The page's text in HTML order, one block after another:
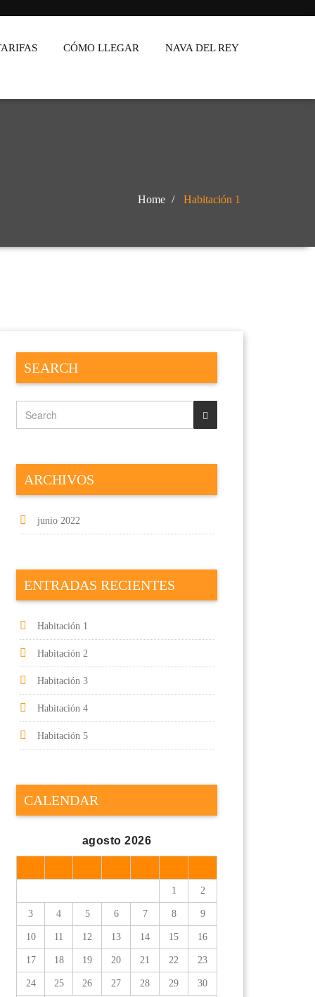
CÓMO LLEGAR NAVA DEL REY
Home Habitación 1
SEARCH
ARCHIVOS
junio 2022
ENTRADAS RECIENTES
Habitación 1
Habitación 2
Habitación 3
Habitación 4
Habitación 5
CALENDAR
agosto 2026
1 2
3 4 5 6 7 8 9
10 11 12 13 14 15 16
17 18 19 20 21 22 23
24 25 26 27 28 29 30